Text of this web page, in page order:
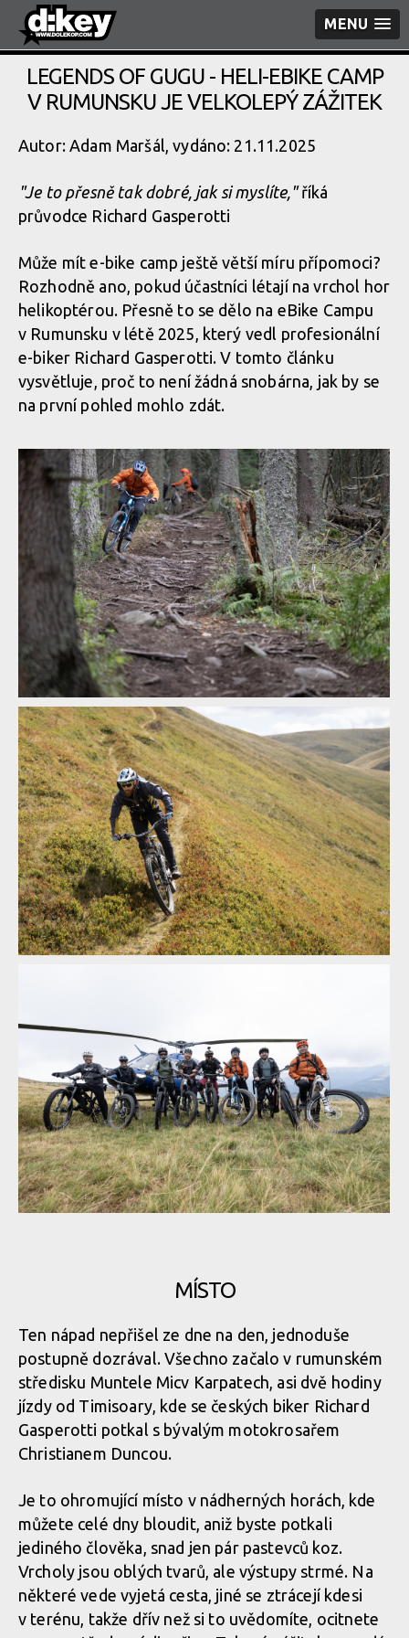
MENU
LEGENDS OF GUGU - HELI-EBIKE CAMP
V RUMUNSKU JE VELKOLEPÝ ZÁŽITEK
Autor: Adam Maršál, vydáno: 21.11.2025
"Je to přesně tak dobré, jak si myslíte,"říká
průvodce Richard Gasperotti
Může mít e-bike camp ještě větší míru přípomoci?
Rozhodně ano, pokud účastníci létají na vrchol hor
helikoptérou. Přesně to se dělo na eBike Campu
v Rumunsku v létě 2025, který vedl profesionální
e-biker Richard Gasperotti. V tomto článku
vysvětluje, proč to není žádná snobárna, jak by se
na první pohled mohlo zdát.
Legends of Gugu - Heli-eBike Camp v Rumunsku je velkolepý
zážitek
Legends of Gugu - Heli-eBike Camp v Rumunsku je velkolepý
zážitek
Legends of Gugu - Heli-eBike Camp v Rumunsku je velkolepý
zážitek
Legends of Gugu - Heli-eBike Camp v Rumunsku je velkolepý
zážitek
Legends of Gugu - Heli-eBike Camp v Rumunsku je velkolepý
zážitek
Legends of Gugu - Heli-eBike Camp v Rumunsku je velkolepý
Legends of Gugu - Heli-eBike Camp v Rumunsku je velkolepý
Legends of Gugu - Heli-eBike Camp v Rumunsku je velkolepý
zážitek
Legends of Gugu - Heli-eBike Camp v Rumunsku je velkolepý
zážitek
Legends of Gugu - Heli-eBike Camp v Rumunsku je velkolepý
zážitek
Legends of Gugu - Heli-eBike Camp v Rumunsku je velkolepý
zážitek
Legends of Gugu - Heli-eBike Camp v Rumunsku je velkolepý
zážitek
Legends of Gugu - Heli-eBike Camp v Rumunsku je velkolepý
zážitek
Legends of Gugu - Heli-eBike Camp v Rumunsku je velkolepý
zážitek
Legends of Gugu - Heli-eBike Camp v Rumunsku je velkolepý
zážitek
Legends of Gugu - Heli-eBike Camp v Rumunsku je velkolepý
zážitek
MÍSTO
Ten nápad nepřišel ze dne na den, jednoduše
postupně dozrával. Všechno začalo v rumunském
středisku Muntele Micv Karpatech, asi dvě hodiny
jízdy od Timisoary, kde se českých biker Richard
Gasperotti potkal s bývalým motokrosařem
Christianem Duncou.
Je to ohromující místo v nádherných horách, kde
můžete celé dny bloudit, aniž byste potkali
jediného člověka, snad jen pár pastevců koz.
Vrcholy jsou oblých tvarů, ale výstupy strmé. Na
některé vede vyjetá cesta, jiné se ztrácejí kdesi
v terénu, takže dřív než si to uvědomíte, ocitnete